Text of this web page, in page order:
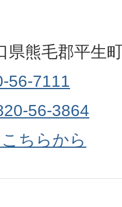
県熊毛郡平生
56-7111
56-3864
ちらから